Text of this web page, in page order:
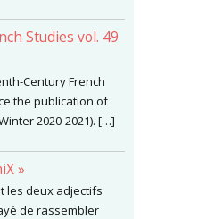
Studies vol. 49
Century French
the publication of
2020-2021). […]
»
les deux adjectifs
de rassembler